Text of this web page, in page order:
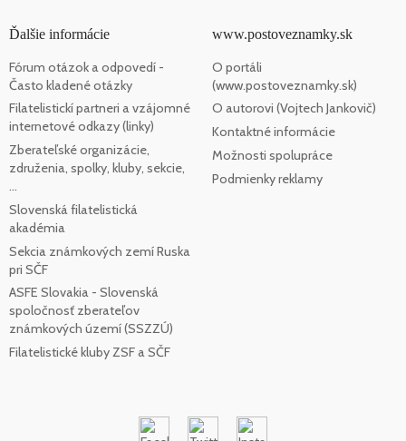
Ďalšie informácie
Fórum otázok a odpovedí -
Často kladené otázky
Filatelistickí partneri a vzájomné
internetové odkazy (linky)
Zberateľské organizácie,
združenia, spolky, kluby, sekcie,
...
Slovenská filatelistická
akadémia
Sekcia známkových zemí Ruska
pri SČF
ASFE Slovakia - Slovenská
spoločnosť zberateľov
známkových území (SSZZÚ)
Filatelistické kluby ZSF a SČF
www.postoveznamky.sk
O portáli
(www.postoveznamky.sk)
O autorovi (Vojtech Jankovič)
Kontaktné informácie
Možnosti spolupráce
Podmienky reklamy